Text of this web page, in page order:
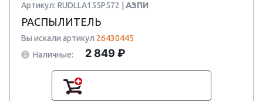
Артикул: RUDLLA155P572 | АЗПИ
РАСПЫЛИТЕЛЬ
Вы искали артикул 26430445
Наличные:
2 849 ₽